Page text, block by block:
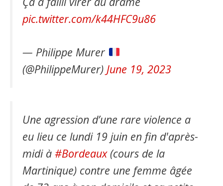
pic.twitter.com/k44HFC9u86
— Philippe Murer
(@PhilippeMurer) June 19, 2023
Une agression d’une rare violence a
eu lieu ce lundi 19 juin en fin d'après-
midi à #Bordeaux(cours de la
Martinique) contre une femme âgée